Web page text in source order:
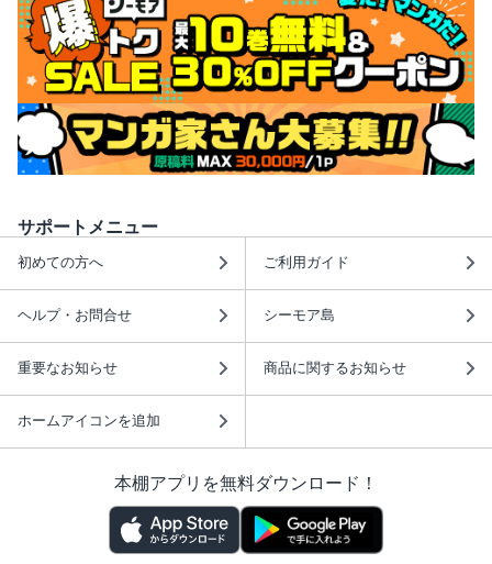
サポートメニュー
初めての方へ ご利用ガイド
ヘルプ・お問合せ シーモア島
重要なお知らせ 商品に関するお知らせ
ホームアイコンを追加
本棚アプリを無料ダウンロード！